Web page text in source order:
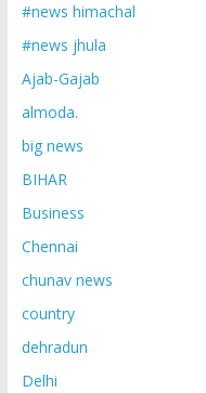
#news himachal
#news jhula
Ajab-Gajab
almoda.
big news
BIHAR
Business
Chennai
chunav news
country
dehradun
Delhi